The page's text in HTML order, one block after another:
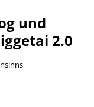
und
2.0